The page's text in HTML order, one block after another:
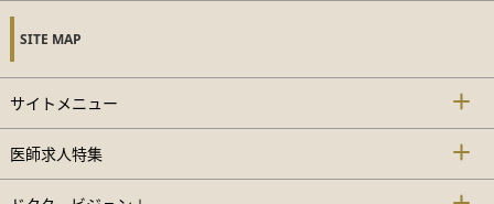
SITE MAP
サイトメニュー
医師求人特集